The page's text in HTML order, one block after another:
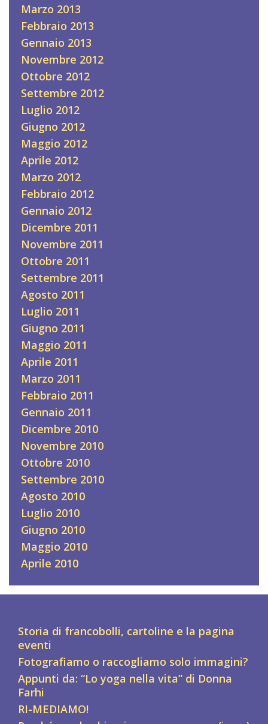
Marzo 2013
Febbraio 2013
Gennaio 2013
Novembre 2012
Ottobre 2012
Settembre 2012
Luglio 2012
Giugno 2012
Maggio 2012
Aprile 2012
Marzo 2012
Febbraio 2012
Gennaio 2012
Dicembre 2011
Novembre 2011
Ottobre 2011
Settembre 2011
Agosto 2011
Luglio 2011
Giugno 2011
Maggio 2011
Aprile 2011
Marzo 2011
Febbraio 2011
Gennaio 2011
Dicembre 2010
Novembre 2010
Ottobre 2010
Settembre 2010
Agosto 2010
Luglio 2010
Giugno 2010
Maggio 2010
Aprile 2010
Storia di francobolli, cartoline e la pagina
eventi
Fotografiamo o raccogliamo solo immagini?
Appunti da: “Lo yoga nella vita” di Donna
Farhi
RI-MEDIAMO!